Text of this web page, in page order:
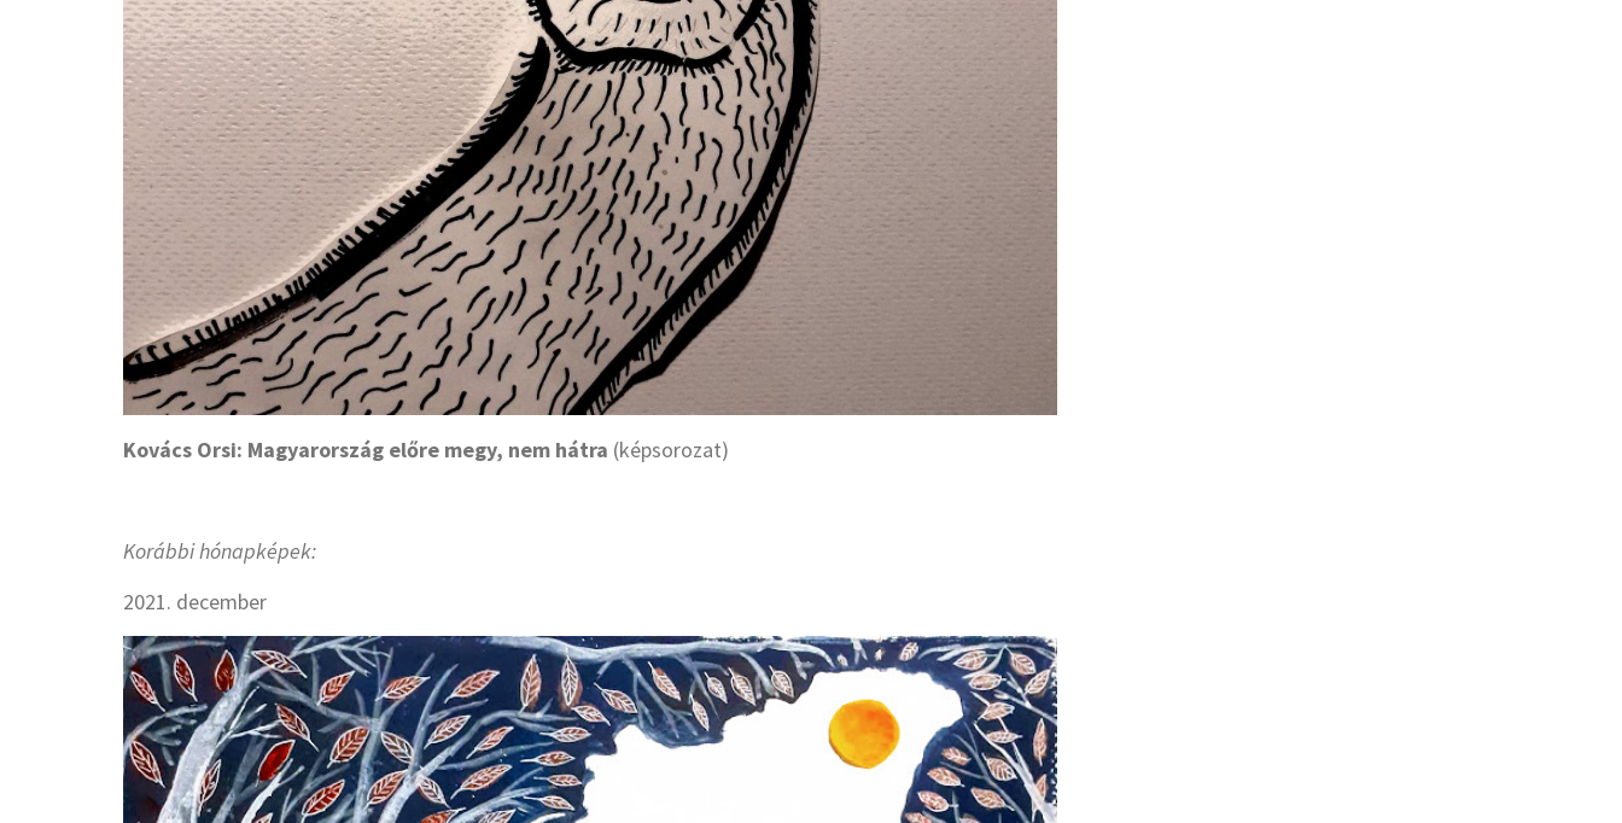
Kovács Orsi: Magyarország előre megy, nem hátra (képsorozat)
Korábbi hónapképek:
2021. december